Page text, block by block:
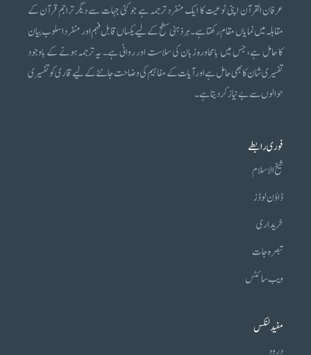
عرفان القرآن اپنی نوعیت کا ایک منفرد ترجمہ ہے جو کئی جہات سے دیگر تراجم قرآن کے
مقابلہ میں نمایاں مقام رکھتا ہے۔ ہر ذہنی سطح کے لیے یکساں قابل فہم اور منفرد اسلوب بیان
کا حامل ہے، جس میں بامحاورہ زبان کی سلاست اور روانی ہے۔ یہ ترجمہ ہونے کے باوجود
تفسیری شان کا بھی حامل ہے اور آیات کے مفاہیم کی وضاحت جاننے کے لیے قاری کو تفسیری
حوالوں سے بے نیاز کر دیتا ہے۔
فوری رابطے
شیخ الاسلام
ڈاؤن لوڈز
خریداری
تبصرہ جات
ویب سائٹس
مفید لنکس
درود